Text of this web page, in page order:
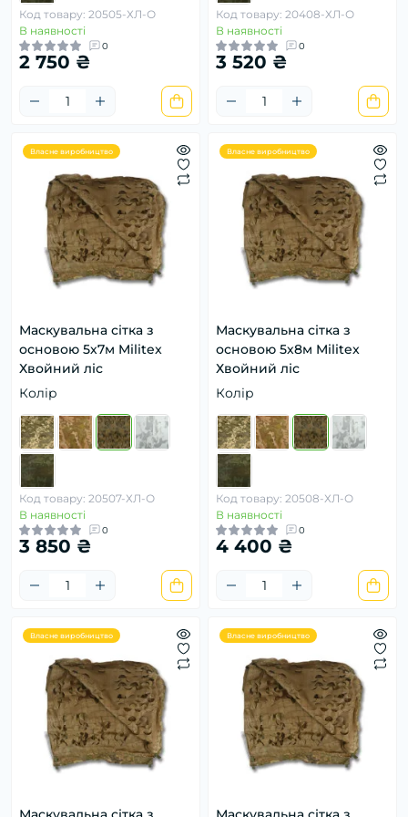
Код товару: 20505-ХЛ-О
В наявності
0
2 750 ₴
Код товару: 20408-ХЛ-О
В наявності
0
3 520 ₴
Власне виробництво
Маскувальна сітка з
основою 5х7м Militex
Хвойний ліс
Колір
Код товару: 20507-ХЛ-О
В наявності
0
3 850 ₴
Власне виробництво
Маскувальна сітка з
основою 5х8м Militex
Хвойний ліс
Колір
Код товару: 20508-ХЛ-О
В наявності
0
4 400 ₴
Власне виробництво Власне виробництво